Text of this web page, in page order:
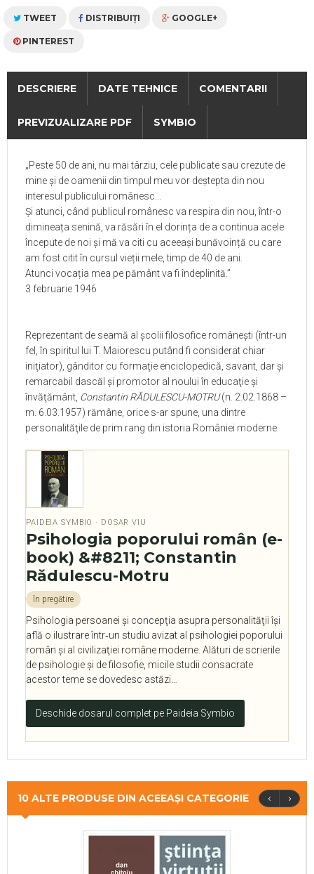
TWEET DISTRIBUIŢI GOOGLE+
PINTEREST
DESCRIERE DATE TEHNICE COMENTARII
PREVIZUALIZARE PDF SYMBIO
„Peste 50 de ani, nu mai târziu, cele publicate sau crezute de
mine și de oamenii din timpul meu vor deștepta din nou
interesul publicului românesc...
Și atunci, când publicul românesc va respira din nou, într-o
dimineața senină, va răsări în el dorința de a continua acele
începute de noi și mă va citi cu aceeași bunăvoință cu care
am fost citit în cursul vieții mele, timp de 40 de ani.
Atunci vocația mea pe pământ va fi îndeplinită.”
3 februarie 1946
Reprezentant de seamă al şcolii filosofice româneşti (într-un
fel, în spiritul lui T. Maiorescu putând fi considerat chiar
iniţiator), gânditor cu formaţie enciclopedică, savant, dar şi
remarcabil dascăl şi promotor al noului în educaţie şi
învăţământ, Constantin RĂDULESCU-MOTRU(n. 2.02.1868 –
m. 6.03.1957) rămâne, orice s-ar spune, una dintre
personalităţile de prim rang din istoria României moderne.
PAIDEIA SYMBIO · DOSAR VIU
Psihologia poporului român (e-
book) &#8211; Constantin
Rădulescu-Motru
în pregătire
Psihologia persoanei şi concepţia asupra personalităţii îşi
află o ilustrare într‑un studiu avizat al psihologiei poporului
român şi al civilizaţiei române moderne. Alături de scrierile
de psihologie şi de filosofie, micile studii consacrate
acestor teme se dovedesc astăzi…
Deschide dosarul complet pe Paideia Symbio
10 ALTE PRODUSE DIN ACEEAȘI CATEGORIE ‹ ›